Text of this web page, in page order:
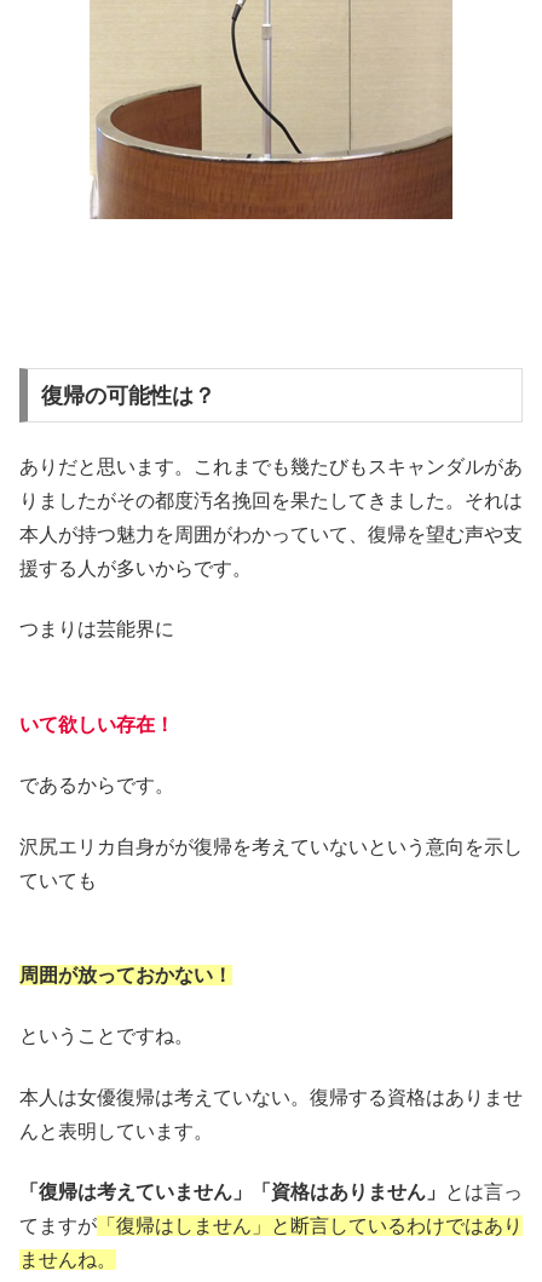
復帰の可能性は？
ありだと思います。これまでも幾たびもスキャンダルがあ
りましたがその都度汚名挽回を果たしてきました。それは
本人が持つ魅力を周囲がわかっていて、復帰を望む声や支
援する人が多いからです。
つまりは芸能界に
いて欲しい存在！
であるからです。
沢尻エリカ自身がが復帰を考えていないという意向を示し
ていても
周囲が放っておかない！
ということですね。
本人は女優復帰は考えていない。復帰する資格はありませ
んと表明しています。
「復帰は考えていません」「資格はありません」
とは言っ
てますが 「復帰はしません」と断言しているわけではあり
ませんね。